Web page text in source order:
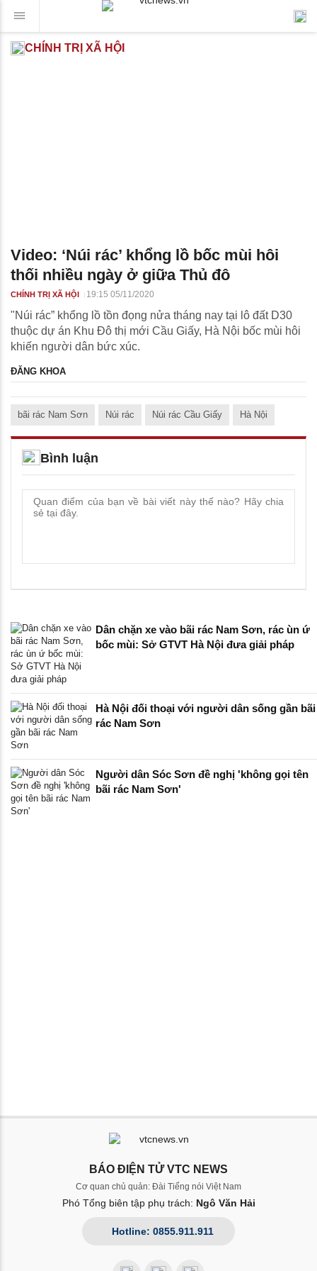
CHÍNH TRỊ XÃ HỘI
Video: ‘Núi rác’ khổng lồ bốc mùi hôi
thối nhiều ngày ở giữa Thủ đô
CHÍNH TRỊ XÃ HỘI 19:15 05/11/2020
"Núi rác” khổng lồ tồn đọng nửa tháng nay tại lô đất D30
thuộc dự án Khu Đô thị mới Cầu Giấy, Hà Nội bốc mùi hôi
khiến người dân bức xúc.
ĐĂNG KHOA
bãi rác Nam Sơn Núi rác Núi rác Cầu Giấy Hà Nội
Bình luận
Dân chặn xe vào bãi rác Nam Sơn, rác ùn ứ
bốc mùi: Sở GTVT Hà Nội đưa giải pháp
Hà Nội đối thoại với người dân sống gần bãi
rác Nam Sơn
Người dân Sóc Sơn đề nghị 'không gọi tên
bãi rác Nam Sơn'
BÁO ĐIỆN TỬ VTC NEWS
Cơ quan chủ quản: Đài Tiếng nói Việt Nam
Phó Tổng biên tập phụ trách: Ngô Văn Hải
Hotline: 0855.911.911